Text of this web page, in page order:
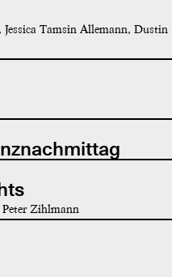
Jessica Tamsin Allemann, Dustin
Zihlmann